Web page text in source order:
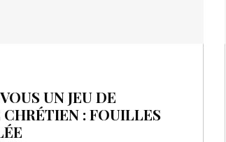
UN JEU DE
CHRÉTIEN : FOUILLES